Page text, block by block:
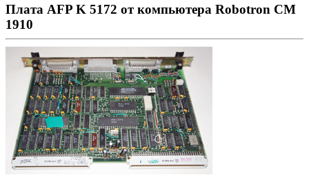
Плата AFP K 5172 от компьютера Robotron CM
1910